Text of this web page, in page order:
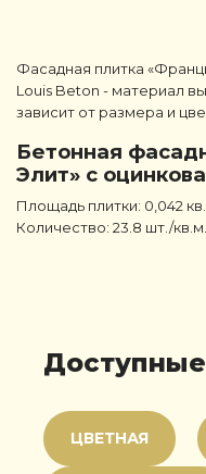
Фасадная плитка
Louis Beton - материал
зависит от размера и
Бетонная
Элит» с
Площадь плитки: 0,042
Количество: 23.8 шт./кв.м.
ЦВЕТНАЯ